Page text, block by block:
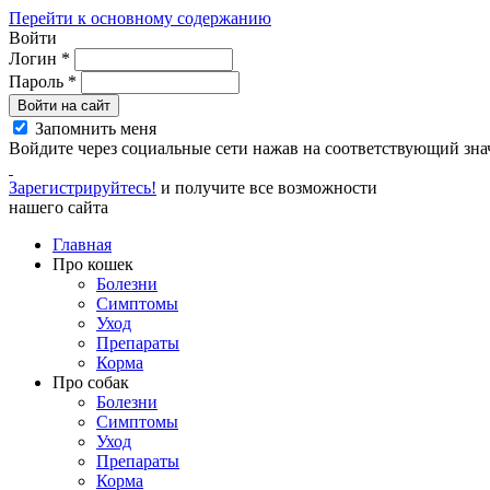
Перейти к основному содержанию
Войти
Логин *
Пароль *
Войти на сайт
Запомнить меня
Войдите через социальные сети нажав на соответствующий
Зарегистрируйтесь! и получите все возможности
нашего сайта
Главная
Про кошек
Болезни
Симптомы
Уход
Препараты
Корма
Про собак
Болезни
Симптомы
Уход
Препараты
Корма